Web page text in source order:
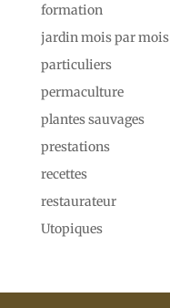
formation
jardin mois par mois
particuliers
permaculture
plantes sauvages
prestations
recettes
restaurateur
Utopiques